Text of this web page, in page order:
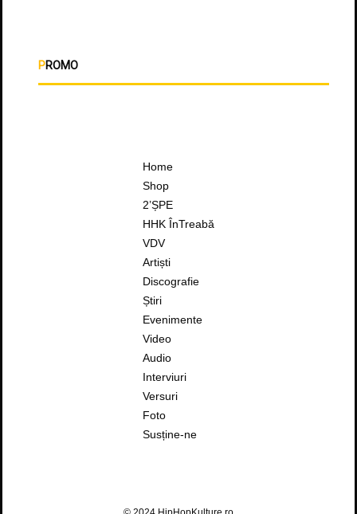
PROMO
Home
Shop
2’ȘPE
HHK ÎnTreabă
VDV
Artiști
Discografie
Știri
Evenimente
Video
Audio
Interviuri
Versuri
Foto
Susține-ne